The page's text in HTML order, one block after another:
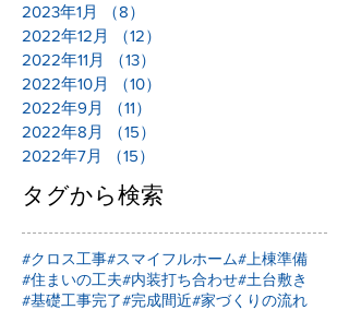
2023年1月
（8）
2022年12月
（12）
2022年11月
（13）
2022年10月
（10）
2022年9月
（11）
2022年8月
（15）
2022年7月
（15）
タグから検索
#クロス工事#スマイフルホーム#上棟準備
#住まいの工夫#内装打ち合わせ#土台敷き
#基礎工事完了#完成間近#家づくりの流れ